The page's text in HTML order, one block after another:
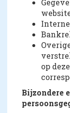
op
Bijzondere